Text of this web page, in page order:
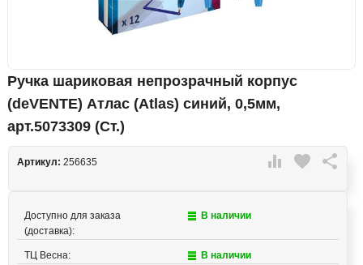
Ручка шариковая непрозрачный корпус
(deVENTE) Атлас (Atlas) синий, 0,5мм,
арт.5073309 (Ст.)
 favorite 
Артикул: 256635
Доступно для заказа
(доставка):
В наличии
ТЦ Весна: В наличии